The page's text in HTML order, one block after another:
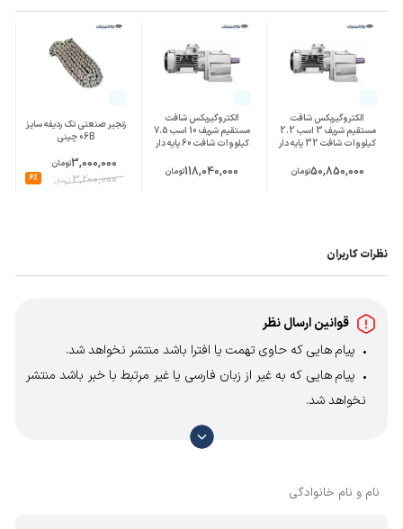
الکتروگیربکس شافت
مستقیم شریف 3 اسب 2.2
کیلووات شافت 32 پایه دار
50,850,000تومان
الکتروگیربکس شافت
مستقیم شریف 10 اسب 7.5
کیلووات شافت 60 پایه دار
118,040,000تومان
زنجیر صنعتی تک ردیفه سایز
06B چینی
3,000,000تومان
3,200,000تومان 6%
نظرات کاربران
قوانین ارسال نظر
پیام هایی که حاوی تهمت یا افترا باشد منتشر نخواهد شد.
پیام هایی که به غیر از زبان فارسی یا غیر مرتبط با خبر باشد منتشر
نخواهد شد.
با توجه به آن که امکان موافقت یا مخالفت با محتوای نظرات
وجود دارد، معمولا نظراتی که محتوای مشابه دارند، انتشار نمی‌یابند
نام و نام خانوادگی